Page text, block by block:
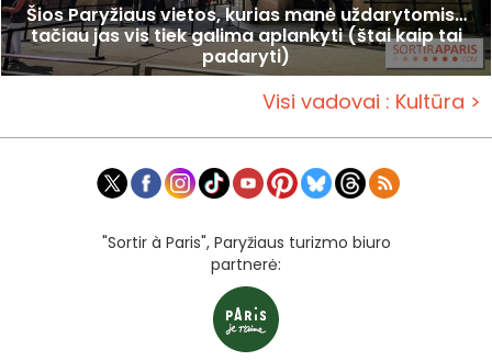
Šios Paryžiaus vietos, kurias manė uždarytomis…
tačiau jas vis tiek galima aplankyti (štai kaip tai
padaryti)
Visi vadovai : Kultūra >
"Sortir à Paris", Paryžiaus turizmo biuro
partnerė: